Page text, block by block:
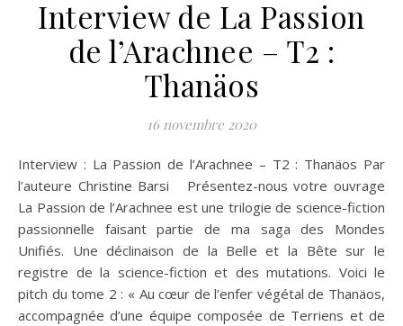
Interview de La Passion
de l’Arachnee – T2 :
Thanäos
16 novembre 2020
Interview : La Passion de l’Arachnee – T2 : Thanäos Par
l’auteure Christine Barsi Présentez-nous votre ouvrage
La Passion de l’Arachnee est une trilogie de science-fiction
passionnelle faisant partie de ma saga des Mondes
Unifiés. Une déclinaison de la Belle et la Bête sur le
registre de la science-fiction et des mutations. Voici le
pitch du tome 2 : « Au cœur de l’enfer végétal de Thanäos,
accompagnée d’une équipe composée de Terriens et de